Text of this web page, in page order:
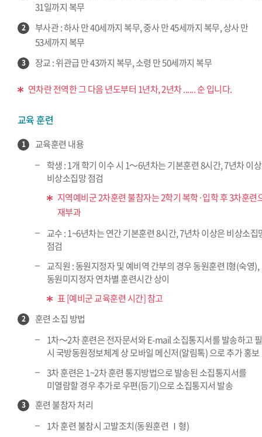
31일까지 복무
2
부사관 : 하사 만 40세까지 복무, 중사 만 45세까지 복무, 상사 만
53세까지 복무
3 장교 : 위관급 만 43까지 복무, 소령 만 50세까지 복무
연차란 전역한 그 다음 년도부터 1년차, 2년차 ...... 순 입니다.
교육 훈련
1
교육훈련 내용
학생 : 1개 학기 이수 시 1～6년차는 기본훈련 8시간, 7년차 이
비상소집망 점검
지역예비군 2차훈련 불참자는 2학기 복학·입학 후 3차훈련
재부과
교수 : 1~6년차는 연간 기본훈련 8시간, 7년차 이상은 비상소집
점검
교직원 : 동원지정자 및 예비역 간부의 경우 동원훈련 l형(숙영),
동원미지정자 연차별 훈련시간 상이
표 [예비군 교육훈련 시간] 참고
2
훈련 소집 방법
1차～2차 훈련은 전자문서와 E-mail 소집통지서를 발송하고
시 국방동원정보체계 상 모바일 메신저(알림톡) 으로 추가 홍보
3차 훈련은 1~2차 훈련 통지방법으로 발송된 소집통지서를
미열람할 경우 추가로 우편(등기)으로 소집통지서 발송
3
훈련 불참자 처리
1차 훈련 불참시 고발조치(동원훈련 Ⅰ형)